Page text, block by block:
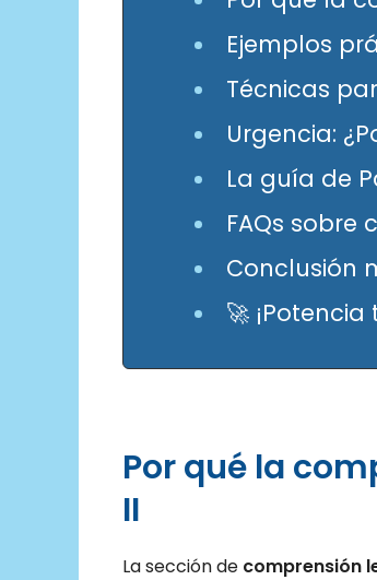
Ejemplos
Técnicas
Urgencia:
La guía de
FAQs sobre
Conclusión
🚀
Por qué la
II
La sección de comprensión